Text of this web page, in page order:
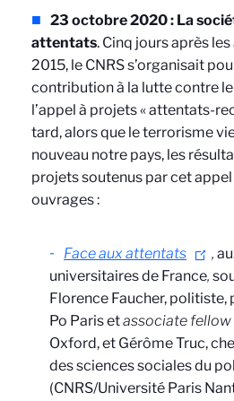
23 octobre 2020 : La
attentats. Cinq jours après
2015, le CNRS s’organisait
contribution à la lutte contre
l’appel à projets « attentats-
tard, alors que le terrorisme
nouveau notre pays, les
projets soutenus par cet
ouvrages :
Face aux attentats ,
universitaires de France,
Florence Faucher, politiste,
Po Paris etassociate fellow
Oxford, et Gérôme Truc,
des sciences sociales du
(CNRS/Université Paris